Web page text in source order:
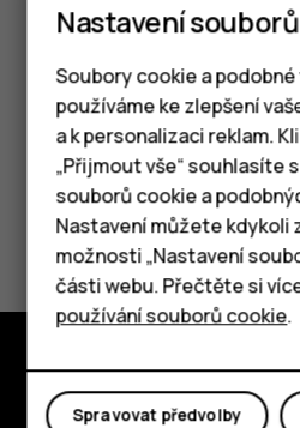
Chytré
Tlačítkové
Tablety
Stiskněte tlačítkocheck_box_outline_blank, přejeďte
Pomohlo vám to?
Ano Ne
Prozkoumat
Nastavení
Soubory cookie a
používáme ke zlepšení
a k personalizaci reklam.
„Přijmout vše“ souhlasíte
souborů cookie a
Nastavení můžete kdykoli
možnosti „Nastavení
části webu. Přečtěte si
používání souborů cookie.
Spravovat předvolby